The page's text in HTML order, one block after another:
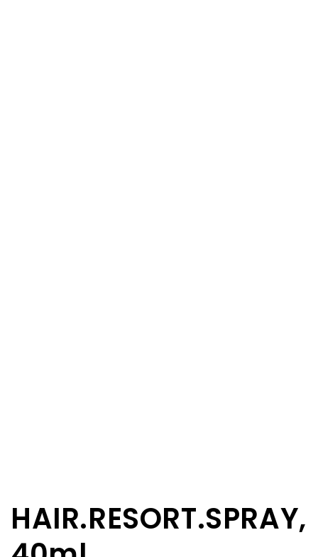
HAIR.RESORT.SPRAY,